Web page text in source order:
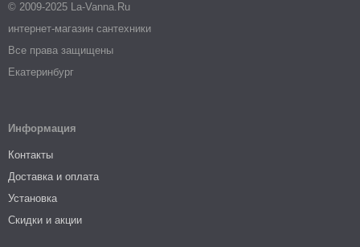
© 2009-2025 La-Vanna.Ru
интернет-магазин сантехники
Все права защищены
Екатеринбург
Информация
Контакты
Доставка и оплата
Установка
Скидки и акции